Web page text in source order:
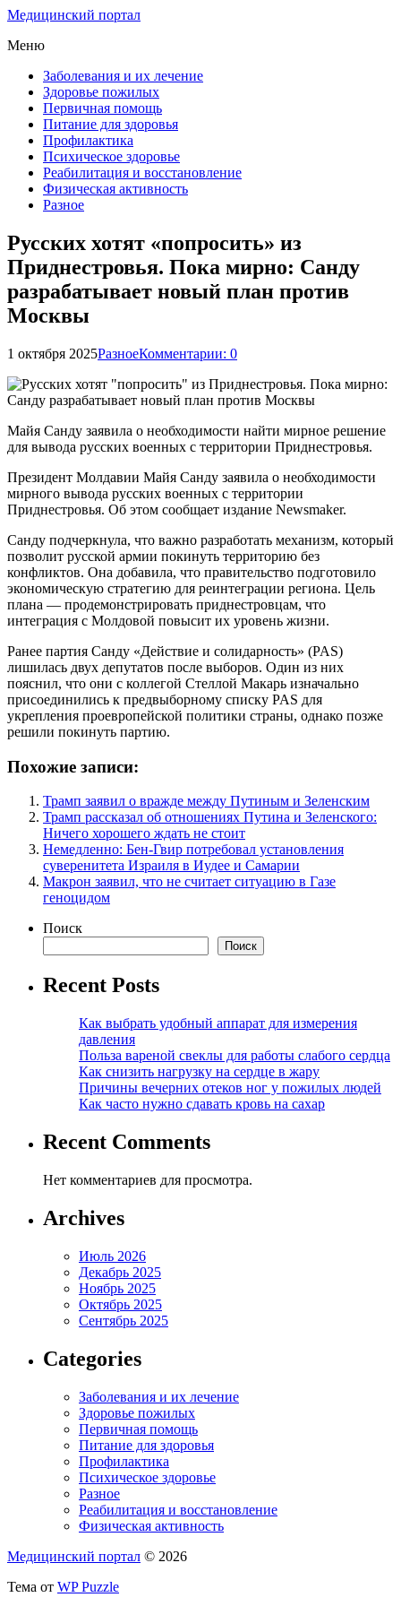
Медицинский портал
Меню
Заболевания и их лечение
Здоровье пожилых
Первичная помощь
Питание для здоровья
Профилактика
Психическое здоровье
Реабилитация и восстановление
Физическая активность
Разное
Русских хотят «попросить» из
Приднестровья. Пока мирно: Санду
разрабатывает новый план против
Москвы
1 октября 2025РазноеКомментарии: 0
Майя Санду заявила о необходимости найти мирное решение
для вывода русских военных с территории Приднестровья.
Президент Молдавии Майя Санду заявила о необходимости
мирного вывода русских военных с территории
Приднестровья. Об этом сообщает издание Newsmaker.
Санду подчеркнула, что важно разработать механизм, который
позволит русской армии покинуть территорию без
конфликтов. Она добавила, что правительство подготовило
экономическую стратегию для реинтеграции региона. Цель
плана — продемонстрировать приднестровцам, что
интеграция с Молдовой повысит их уровень жизни.
Ранее партия Санду «Действие и солидарность» (PAS)
лишилась двух депутатов после выборов. Один из них
пояснил, что они с коллегой Стеллой Макарь изначально
присоединились к предвыборному списку PAS для
укрепления проевропейской политики страны, однако позже
решили покинуть партию.
Похожие записи:
Трамп заявил о вражде между Путиным и Зеленским
Трамп рассказал об отношениях Путина и Зеленского:
Ничего хорошего ждать не стоит
Немедленно: Бен-Гвир потребовал установления
суверенитета Израиля в Иудее и Самарии
Макрон заявил, что не считает ситуацию в Газе
геноцидом
Поиск
Поиск
Recent Posts
Как выбрать удобный аппарат для измерения
давления
Польза вареной свеклы для работы слабого сердца
Как снизить нагрузку на сердце в жару
Причины вечерних отеков ног у пожилых людей
Как часто нужно сдавать кровь на сахар
Recent Comments
Нет комментариев для просмотра.
Archives
Июль 2026
Декабрь 2025
Ноябрь 2025
Октябрь 2025
Сентябрь 2025
Categories
Заболевания и их лечение
Здоровье пожилых
Первичная помощь
Питание для здоровья
Профилактика
Психическое здоровье
Разное
Реабилитация и восстановление
Физическая активность
Медицинский портал © 2026
Тема от WP Puzzle